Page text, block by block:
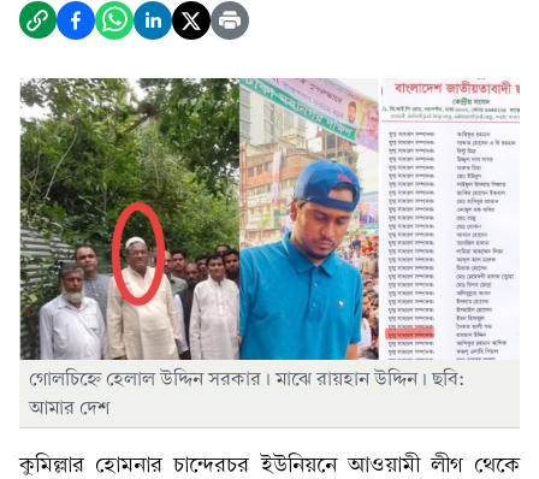
গোলচিহ্নে হেলাল উদ্দিন সরকার। মাঝে রায়হান উদ্দিন। ছবি:
আমার দেশ
কুমিল্লার হোমনার চান্দেরচর ইউনিয়নে আওয়ামী লীগ থেকে